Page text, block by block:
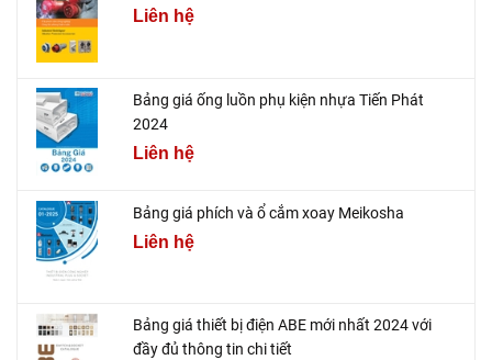
Liên hệ
Bảng giá ống luồn phụ kiện nhựa Tiến Phát
2024
Liên hệ
Bảng giá phích và ổ cắm xoay Meikosha
Liên hệ
Bảng giá thiết bị điện ABE mới nhất 2024 với
đầy đủ thông tin chi tiết